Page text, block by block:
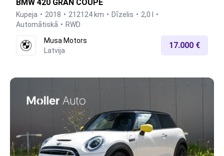
BMW 420 GRAN COUPE
Kupeja 2018 212124 km Dīzelis
2,0 l
Automātiskā
RWD
Musa Motors
Latvija
17.000 €